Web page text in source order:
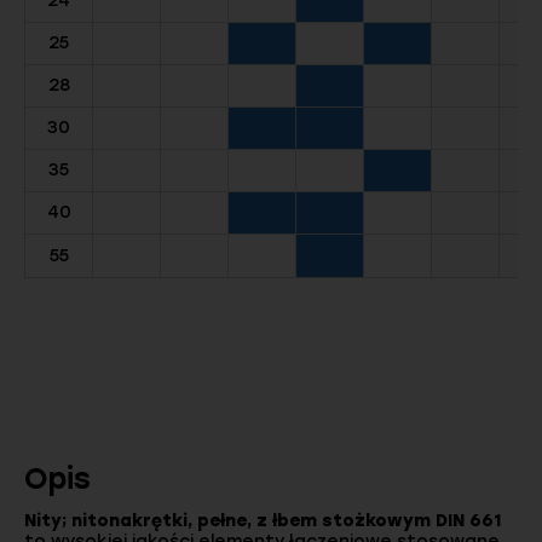
25
28
30
35
40
55
Opis
Nity; nitonakrętki, pełne, z łbem stożkowym DIN 661